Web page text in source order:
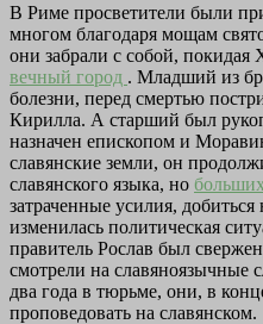
В Риме просветители были
многом благодаря мощам
они забрали с собой, покидая
вечный город . Младший из
болезни, перед смертью
Кирилла. А старший был
назначен епископом и
славянские земли, он
славянского языка, но
затраченные усилия,
изменилась политическая
правитель Рослав был
смотрели на славяноязычные
два года в тюрьме, они, в
проповедовать на славянском.